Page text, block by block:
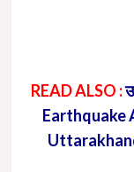
READ ALSO :
Earthquake